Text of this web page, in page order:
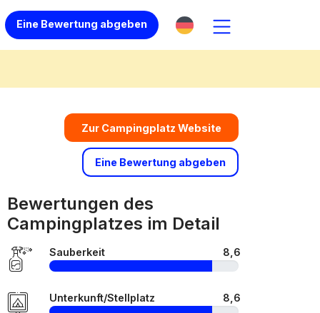
Eine Bewertung abgeben
Zur Campingplatz Website
Eine Bewertung abgeben
Bewertungen des
Campingplatzes im Detail
Sauberkeit 8,6
Unterkunft/Stellplatz 8,6